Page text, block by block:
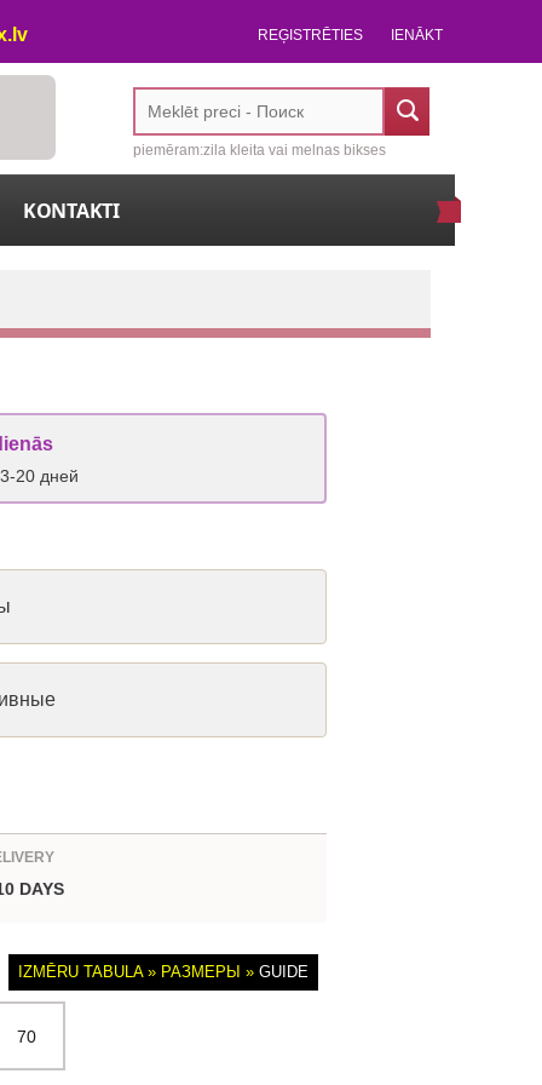
REĢISTRĒTIES IENĀKT
piemēram:zila kleita vai melnas bikses
KONTAKTI
20 дней
DAYS
IZMĒRU TABULA » РАЗМЕРЫ » GUIDE
70